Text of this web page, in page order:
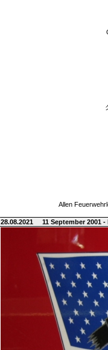
Allen
28.08.2021 11 September 2001